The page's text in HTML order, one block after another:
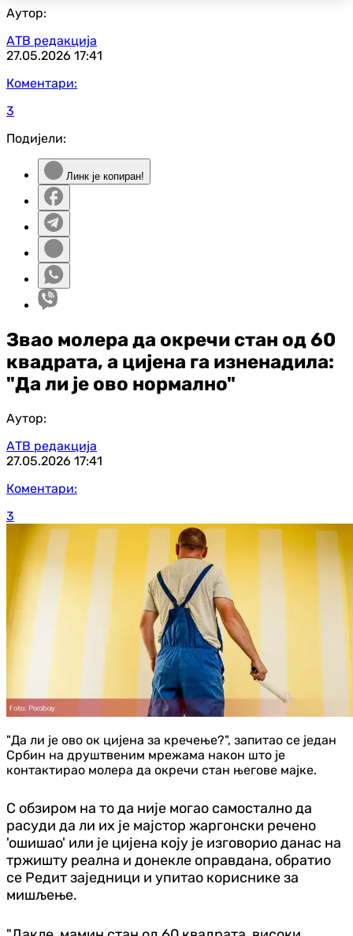
Аутор:
АТВ редакција
27.05.2026 17:41
Коментари:
3
Подијели:
Линк је копиран!
Звао молера да окречи стан од 60
квадрата, а цијена га изненадила:
"Да ли је ово нормално"
Аутор:
АТВ редакција
27.05.2026 17:41
Коментари:
3
"Да ли је ово ок цијена за кречење?", запитао се један
Србин на друштвеним мрежама након што је
контактирао молера да окречи стан његове мајке.
С обзиром на то да није могао самостално да
расуди да ли их је мајстор жаргонски речено
'ошишао' или је цијена коју је изговорио данас на
тржишту реална и донекле оправдана, обратио
се Редит заједници и упитао кориснике за
мишљење.